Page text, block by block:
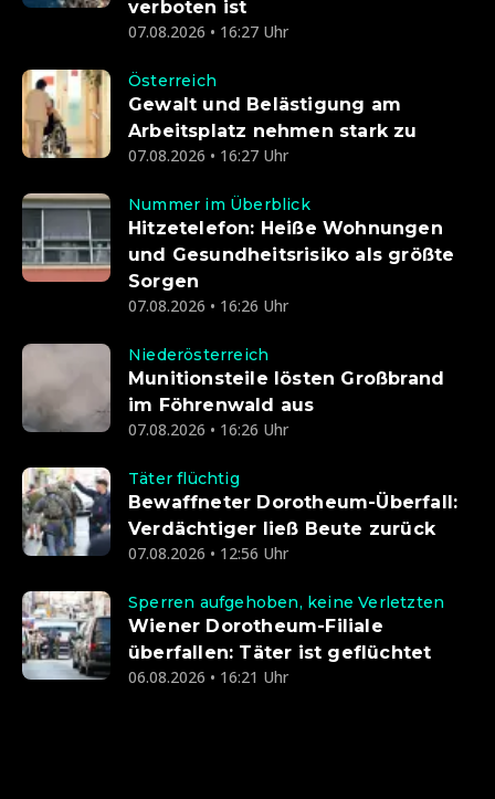
verboten ist
07.08.2026 • 16:27 Uhr
Österreich
Gewalt und Belästigung am
Arbeitsplatz nehmen stark zu
07.08.2026 • 16:27 Uhr
Nummer im Überblick
Hitzetelefon: Heiße Wohnungen
und Gesundheitsrisiko als größte
Sorgen
07.08.2026 • 16:26 Uhr
Niederösterreich
Munitionsteile lösten Großbrand
im Föhrenwald aus
07.08.2026 • 16:26 Uhr
Täter flüchtig
Bewaffneter Dorotheum-Überfall:
Verdächtiger ließ Beute zurück
07.08.2026 • 12:56 Uhr
Sperren aufgehoben, keine Verletzten
Wiener Dorotheum-Filiale
überfallen: Täter ist geflüchtet
06.08.2026 • 16:21 Uhr